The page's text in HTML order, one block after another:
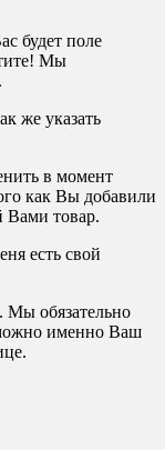
будет поле
Мы
же указать
в момент
как Вы добавили
Вами товар.
есть свой
Мы обязательно
именно Ваш